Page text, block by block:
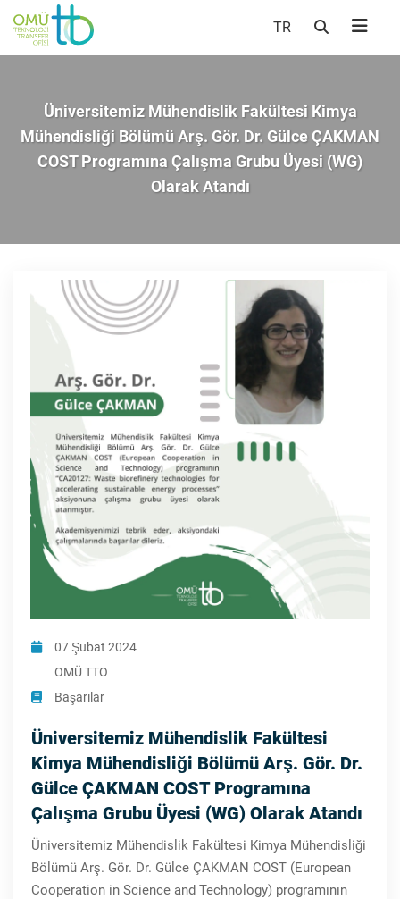
TR
Üniversitemiz Mühendislik Fakültesi Kimya
Mühendisliği Bölümü Arş. Gör. Dr. Gülce ÇAKMAN
COST Programına Çalışma Grubu Üyesi (WG)
Olarak Atandı
07 Şubat 2024
OMÜ TTO
Başarılar
Üniversitemiz Mühendislik Fakültesi
Kimya Mühendisliği Bölümü Arş. Gör. Dr.
Gülce ÇAKMAN COST Programına
Çalışma Grubu Üyesi (WG) Olarak Atandı
Üniversitemiz Mühendislik Fakültesi Kimya Mühendisliği
Bölümü Arş. Gör. Dr. Gülce ÇAKMAN COST (European
Cooperation in Science and Technology) programının